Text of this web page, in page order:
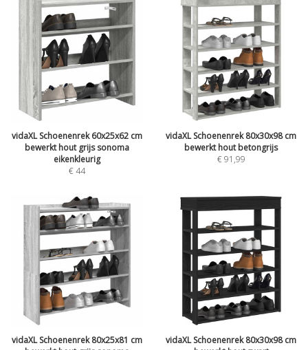
vidaXL Schoenenrek 60x25x62 cm
bewerkt hout grijs sonoma
eikenkleurig
€44
vidaXL Schoenenrek 80x30x98 cm
bewerkt hout betongrijs
€91,99
vidaXL Schoenenrek 80x25x81 cm
vidaXL Schoenenrek 80x30x98 cm